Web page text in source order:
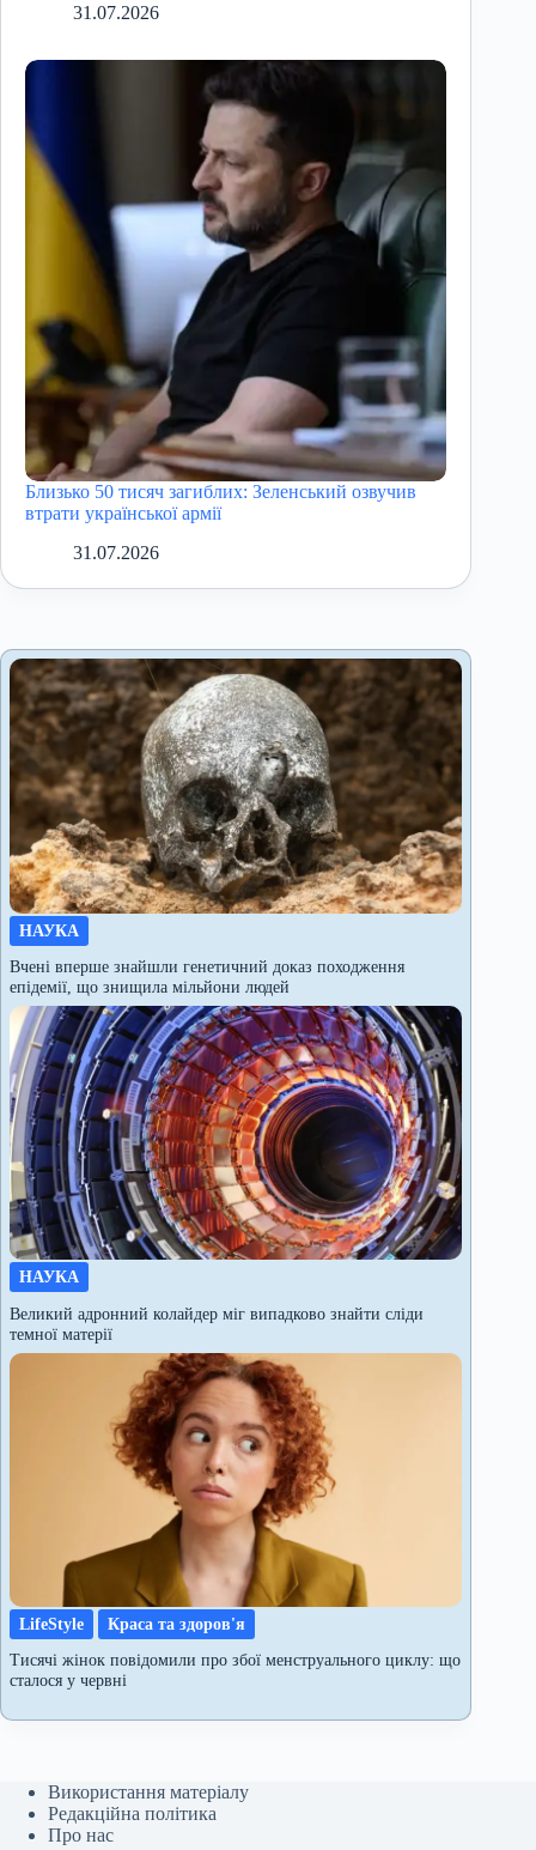
31.07.2026
Близько 50 тисяч загиблих: Зеленський озвучив
втрати української армії
31.07.2026
НАУКА
Вчені вперше знайшли генетичний доказ походження
епідемії, що знищила мільйони людей
НАУКА
Великий адронний колайдер міг випадково знайти сліди
темної матерії
LifeStyle
Краса та здоров'я
Тисячі жінок повідомили про збої менструального циклу: що
сталося у червні
Використання матеріалу
Редакційна політика
Про нас